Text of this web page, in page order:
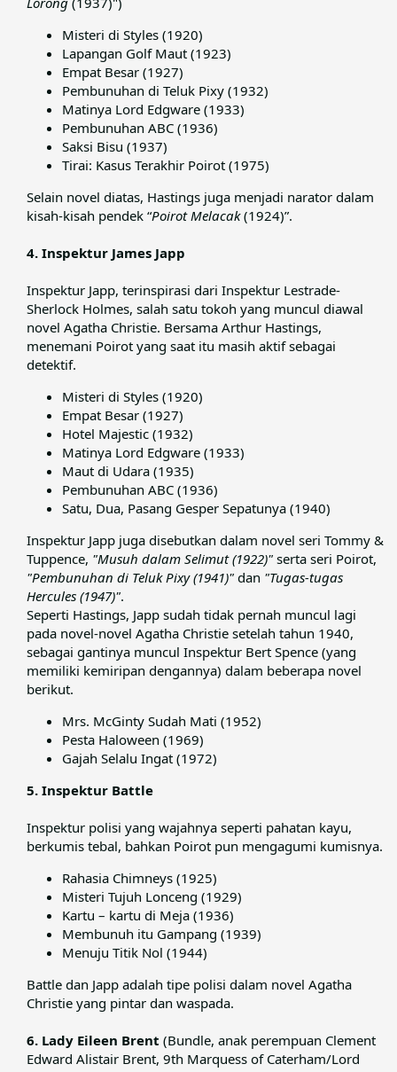
Misteri di Styles (1920)
Lapangan Golf Maut (1923)
Empat Besar (1927)
Pembunuhan di Teluk Pixy (1932)
Matinya Lord Edgware (1933)
Pembunuhan ABC (1936)
Saksi Bisu (1937)
Tirai: Kasus Terakhir Poirot (1975)
Selain novel diatas, Hastings juga menjadi narator dalam
kisah-kisah pendek “Poirot Melacak(1924)”.​
4. Inspektur James Japp
Inspektur Japp, terinspirasi dari Inspektur Lestrade-
Sherlock Holmes, salah satu tokoh yang muncul diawal
novel Agatha Christie. Bersama Arthur Hastings,
menemani Poirot yang saat itu masih aktif sebagai
detektif.​
Misteri di Styles (1920)
Empat Besar (1927)
Hotel Majestic (1932)
Matinya Lord Edgware (1933)
Maut di Udara (1935)
Pembunuhan ABC (1936)
Satu, Dua, Pasang Gesper Sepatunya (1940)
Inspektur Japp juga disebutkan dalam novel seri Tommy &
Tuppence, "Musuh dalam Selimut (1922)" serta seri Poirot,
"Pembunuhan di Teluk Pixy (1941)" dan "Tugas-tugas
Hercules (1947)".​
Seperti Hastings, Japp sudah tidak pernah muncul lagi
pada novel-novel Agatha Christie setelah tahun 1940,
sebagai gantinya muncul Inspektur Bert Spence (yang
memiliki kemiripan dengannya) dalam beberapa novel
berikut.​
Mrs. McGinty Sudah Mati (1952)
Pesta Haloween (1969)
Gajah Selalu Ingat (1972)
5. Inspektur Battle
Inspektur polisi yang wajahnya seperti pahatan kayu,
berkumis tebal, bahkan Poirot pun mengagumi kumisnya.​
Rahasia Chimneys (1925)
Misteri Tujuh Lonceng (1929)
Kartu – kartu di Meja (1936)
Membunuh itu Gampang (1939)
Menuju Titik Nol (1944)
Battle dan Japp adalah tipe polisi dalam novel Agatha
Christie yang pintar dan waspada.​
6. Lady Eileen Brent (Bundle, anak perempuan Clement
Edward Alistair Brent, 9th Marquess of Caterham/Lord